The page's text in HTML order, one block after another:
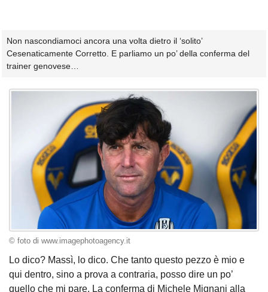
Non nascondiamoci ancora una volta dietro il ‘solito’
Cesenaticamente Corretto. E parliamo un po’ della conferma del
trainer genovese…
© foto di www.imagephotoagency.it
Lo dico? Massì, lo dico. Che tanto questo pezzo è mio e
qui dentro, sino a prova a contraria, posso dire un po’
quello che mi pare. La conferma di Michele Mignani alla